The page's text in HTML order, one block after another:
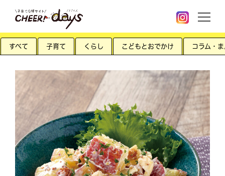
すべて 子育て くらし こどもとおでかけ コラム・